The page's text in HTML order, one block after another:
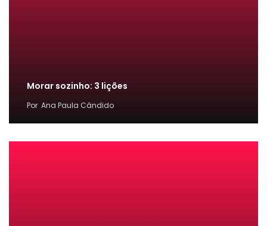
Morar sozinho: 3 lições
Por Ana Paula Cândido